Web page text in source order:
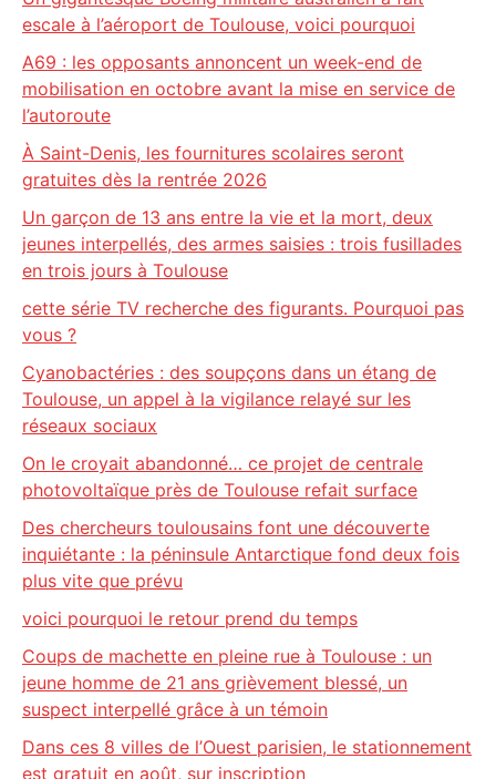
escale à l’aéroport de Toulouse, voici pourquoi
A69 : les opposants annoncent un week-end de
mobilisation en octobre avant la mise en service de
l’autoroute
À Saint-Denis, les fournitures scolaires seront
gratuites dès la rentrée 2026
Un garçon de 13 ans entre la vie et la mort, deux
jeunes interpellés, des armes saisies : trois fusillades
en trois jours à Toulouse
cette série TV recherche des figurants. Pourquoi pas
vous ?
Cyanobactéries : des soupçons dans un étang de
Toulouse, un appel à la vigilance relayé sur les
réseaux sociaux
On le croyait abandonné… ce projet de centrale
photovoltaïque près de Toulouse refait surface
Des chercheurs toulousains font une découverte
inquiétante : la péninsule Antarctique fond deux fois
plus vite que prévu
voici pourquoi le retour prend du temps
Coups de machette en pleine rue à Toulouse : un
jeune homme de 21 ans grièvement blessé, un
suspect interpellé grâce à un témoin
Dans ces 8 villes de l’Ouest parisien, le stationnement
est gratuit en août, sur inscription